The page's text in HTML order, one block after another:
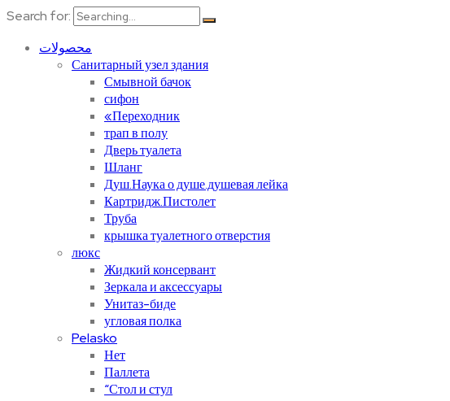
Search for:
محصولات
Санитарный узел здания
Смывной бачок
сифон
«Переходник
трап в полу
Дверь туалета
Шланг
Душ.Наука о душе.душевая лейка
Картридж.Пистолет
Труба
крышка туалетного отверстия
люкс
Жидкий консервант
Зеркала и аксессуары
Унитаз-биде
угловая полка
Pelasko
Нет
Паллета
“Стол и стул